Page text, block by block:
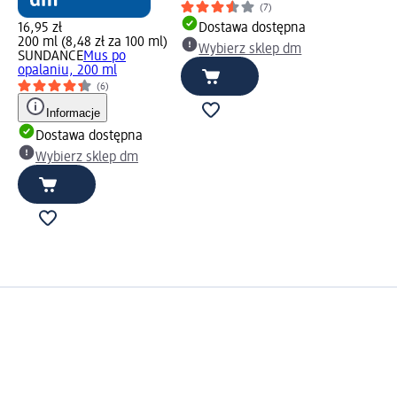
16,95 zł
200 ml (8,48 zł za 100 ml)
SUNDANCEMus po
opalaniu, 200 ml
(6)
Informacje
Dostawa dostępna
Wybierz sklep dm
(7)
Dostawa dostępna
Wybierz sklep dm